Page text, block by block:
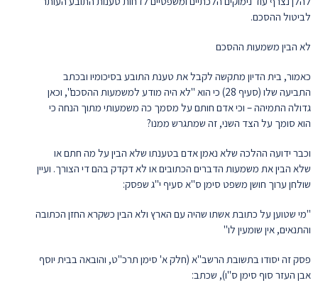
לביטול ההסכם.
לא הבין משמעות ההסכם
כאמור, בית הדיון מתקשה לקבל את טענת התובע בסיכומיו ובכתב
התביעה שלו (סעיף 28) כי הוא "לא היה מודע למשמעות ההסכם", וכאן
גדולה התמיהה – וכי אדם חותם על מסמך כה משמעותי מתוך הנחה כי
הוא סומך על הצד השני, זה שמתגרש ממנו?
וכבר ידועה ההלכה שלא נאמן אדם בטענתו שלא הבין על מה חתם או
שלא הבין את משמעות הדברים הכתובים או לא דקדק בהם די הצורך. ועיין
שולחן ערוך חושן משפט סימן ס"א סעיף י"ג שפסק:
"מי שטוען על כתובת אשתו שהיה עם הארץ ולא הבין כשקרא החזן הכתובה
והתנאים, אין שומעין לו"
פסק זה יסודו בתשובת הרשב"א (חלק א' סימן תרכ"ט, והובאה בבית יוסף
אבן העזר סוף סימן ס"ו), שכתב: